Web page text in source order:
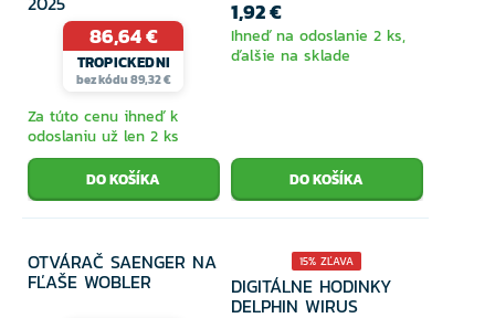
86,64 €
TROPICKEDNI
bez kódu 89,32 €
Za túto cenu ihneď k
odoslaniu už len 2 ks
1,92 €
Ihneď na odoslanie 2 ks,
ďalšie na sklade
OTVÁRAČ SAENGER NA
FĽAŠE WOBLER
15% ZĽAVA
DIGITÁLNE HODINKY
DELPHIN WIRUS